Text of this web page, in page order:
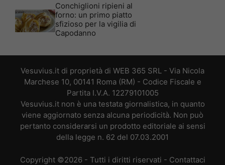
Conchiglioni ripieni al
forno: un primo piatto
sfizioso per la vigilia di
Capodanno
Vesuvius.it di proprietà di WEB 365 SRL - Via Nicola
Marchese 10, 00141 Roma (RM) - Codice Fiscale e
Partita I.V.A. 12279101005
Vesuvius.it non è una testata giornalistica, in quanto
viene aggiornato senza alcuna periodicità. Non può
pertanto considerarsi un prodotto editoriale ai sensi
della legge n. 62 del 07.03.2001
Copyright ©2026 - Tutti i diritti riservati - Contattaci